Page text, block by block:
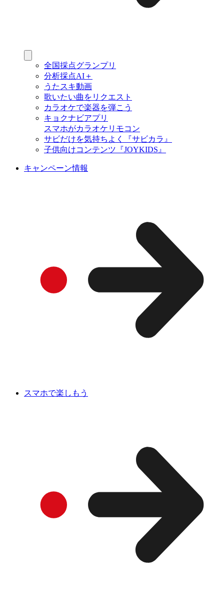
全国採点グランプリ
分析採点AI＋
うたスキ動画
歌いたい曲をリクエスト
カラオケで楽器を弾こう
キョクナビアプリ
スマホがカラオケリモコン
サビだけを気持ちよく『サビカラ』
子供向けコンテンツ『JOYKIDS』
キャンペーン情報
スマホで楽しもう